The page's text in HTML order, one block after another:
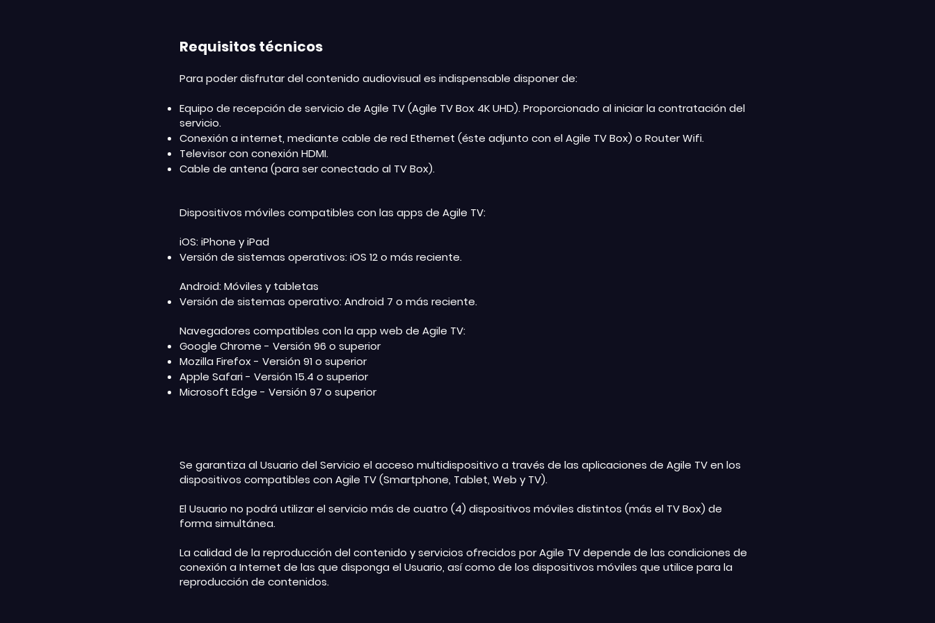
Requisitos técnicos
Para poder disfrutar del contenido audiovisual es indispensable disponer de:
Equipo de recepción de servicio de Agile TV (Agile TV Box 4K UHD). Proporcionado al iniciar la contratación del
servicio.
Conexión a internet, mediante cable de red Ethernet (éste adjunto con el Agile TV Box) o Router Wifi.
Televisor con conexión HDMI.
Cable de antena (para ser conectado al TV Box).
Dispositivos móviles compatibles con las apps de Agile TV:
iOS: iPhone y iPad
Versión de sistemas operativos: iOS 12 o más reciente.
Android: Móviles y tabletas
Versión de sistemas operativo: Android 7 o más reciente.
Navegadores compatibles con la app web de Agile TV:
Google Chrome - Versión 96 o superior
Mozilla Firefox - Versión 91 o superior
Apple Safari - Versión 15.4 o superior
Microsoft Edge - Versión 97 o superior
Se garantiza al Usuario del Servicio el acceso multidispositivo a través de las aplicaciones de Agile TV en los
dispositivos compatibles con Agile TV (Smartphone, Tablet, Web y TV).
El Usuario no podrá utilizar el servicio más de cuatro (4) dispositivos móviles distintos (más el TV Box) de
forma simultánea.
La calidad de la reproducción del contenido y servicios ofrecidos por Agile TV depende de las condiciones de
conexión a Internet de las que disponga el Usuario, así como de los dispositivos móviles que utilice para la
reproducción de contenidos.